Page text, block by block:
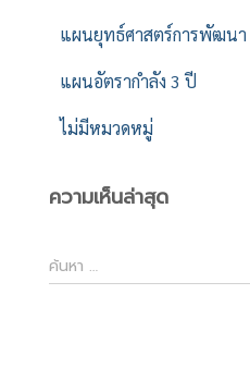
แผนยุทธ์ศาสตร์การพัฒนา
แผนอัตรากำลัง 3 ปี
ไม่มีหมวดหมู่
ความเห็นล่าสุด
ค้
น
ค้นหา …